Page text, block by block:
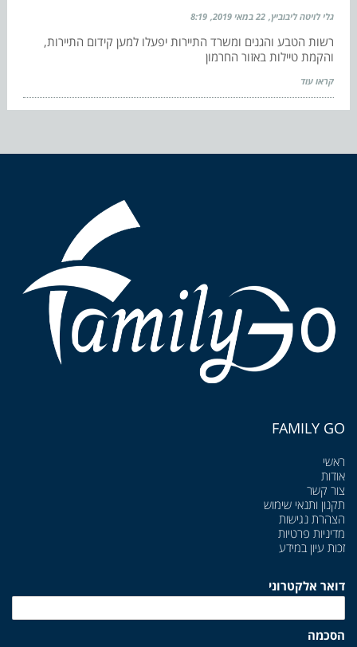
גלי לויטה ליבוביץ 22 במאי 2019 8:19
רשות הטבע והגנים ומשרד התיירות יפעלו למען קידום התיירות,
והקמת טיילות באזור החרמון
קראו עוד
FAMILY GO
ראשי
אודות
צור קשר
תקנון ותנאי שימוש
הצהרת נגישות
מדיניות פרטיות
זכות עיון במידע
דואר אלקטרוני
הסכמה